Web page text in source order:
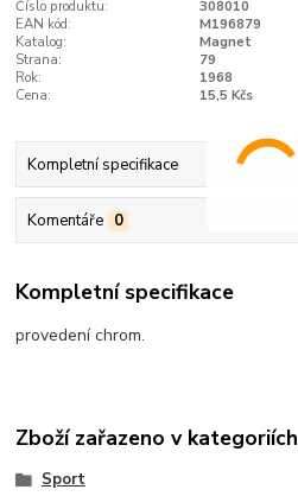
Číslo produktu:
308010
EAN kód:
M196879
Katalog:
Magnet
Strana:
79
Rok:
1968
Cena:
15,5 Kčs
Kompletní specifikace
Komentáře 0
Kompletní specifikace
provedení chrom.
Zboží zařazeno v kategoriích
Sport